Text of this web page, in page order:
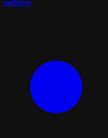
დიზელი